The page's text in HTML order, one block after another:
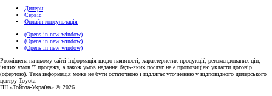
Дилери
Сервіс
Онлайн консультація
(Opens in new window)
(Opens in new window)
(Opens in new window)
Розміщена на цьому сайті інформація щодо наявності, характеристик продукції, рекомендованих цін,
інших умов її продажу, а також умов надання будь-яких послуг не є пропозицією укласти договір
(офертою). Така інформація може не бути остаточною і підлягає уточненню у відповідного дилерського
центру Toyota.
ПІІ «Тойота-Україна» © 2026